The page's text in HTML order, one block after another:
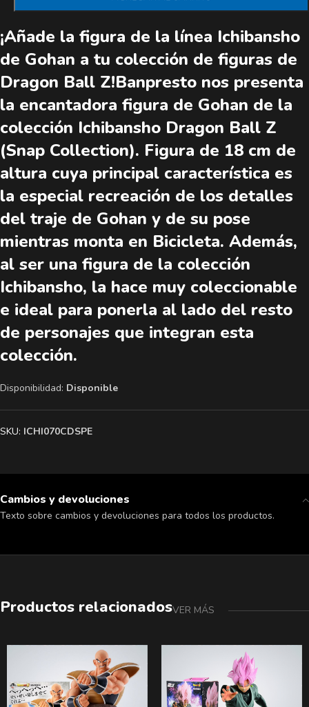
¡Añade la figura de la línea Ichibansho
de Gohan a tu colección de figuras de
Dragon Ball Z!Banpresto nos presenta
la encantadora figura de Gohan de la
colección Ichibansho Dragon Ball Z
(Snap Collection). Figura de 18 cm de
altura cuya principal característica es
la especial recreación de los detalles
del traje de Gohan y de su pose
mientras monta en Bicicleta. Además,
al ser una figura de la colección
Ichibansho, la hace muy coleccionable
e ideal para ponerla al lado del resto
de personajes que integran esta
colección.
Disponibilidad: Disponible
SKU: ICHI070CDSPE
Cambios y devoluciones
Texto sobre cambios y devoluciones para todos los productos.
Productos relacionadosVER MÁS